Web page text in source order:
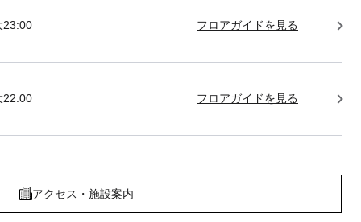
23:00 フロアガイドを見る
22:00 フロアガイドを見る
アクセス・施設案内